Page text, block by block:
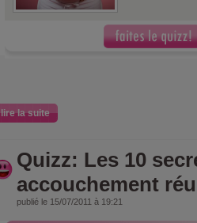
lire la suite
Quizz: Les 10
accouchement
publié le 15/07/2011 à 19:21